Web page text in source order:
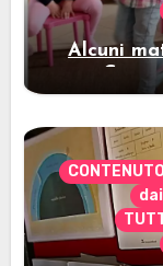
Alcuni